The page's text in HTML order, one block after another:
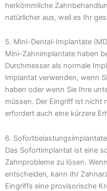
herkömmliche
natürlicher aus, weil es Ihr
5. Mini-Dental-Implantate
Mini-Zahnimplantate haben
Durchmesser als normale
Implantat verwenden, wenn
haben oder wenn Sie Ihre
müssen. Der Eingriff ist nicht
erfordert auch eine kürzere
6.
Das Sofortimplantat ist eine
Zahnprobleme zu lösen.
entscheiden, kann Ihr
Eingriffs eine provisorische